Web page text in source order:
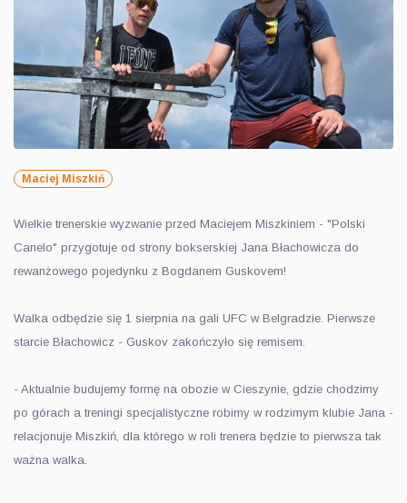
Maciej Miszkiń
Wielkie trenerskie wyzwanie przed Maciejem Miszkiniem - "Polski
Canelo" przygotuje od strony bokserskiej Jana Błachowicza do
rewanżowego pojedynku z Bogdanem Guskovem!
Walka odbędzie się 1 sierpnia na gali UFC w Belgradzie. Pierwsze
starcie Błachowicz - Guskov zakończyło się remisem.
- Aktualnie budujemy formę na obozie w Cieszynie, gdzie chodzimy
po górach a treningi specjalistyczne robimy w rodzimym klubie Jana -
relacjonuje Miszkiń, dla którego w roli trenera będzie to pierwsza tak
ważna walka.